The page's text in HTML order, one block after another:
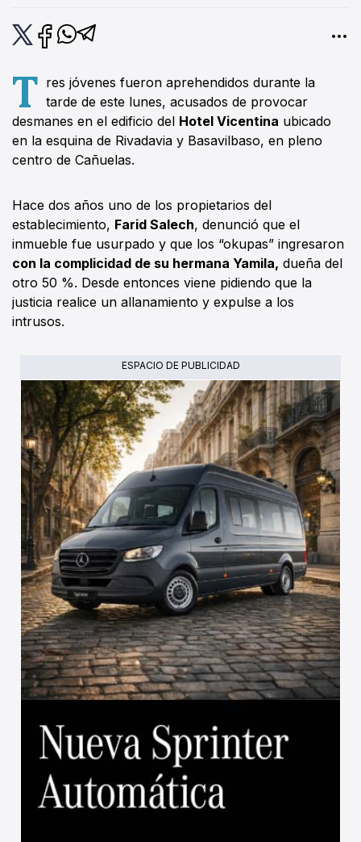
T res jóvenes fueron aprehendidos durante la
tarde de este lunes, acusados de provocar
desmanes en el edificio del Hotel Vicentina ubicado
en la esquina de Rivadavia y Basavilbaso, en pleno
centro de Cañuelas.
Hace dos años uno de los propietarios del
establecimiento, Farid Salech, denunció que el
inmueble fue usurpado y que los “okupas” ingresaron
con la complicidad de su hermana Yamila, dueña del
otro 50 %. Desde entonces viene pidiendo que la
justicia realice un allanamiento y expulse a los
intrusos.
ESPACIO DE PUBLICIDAD